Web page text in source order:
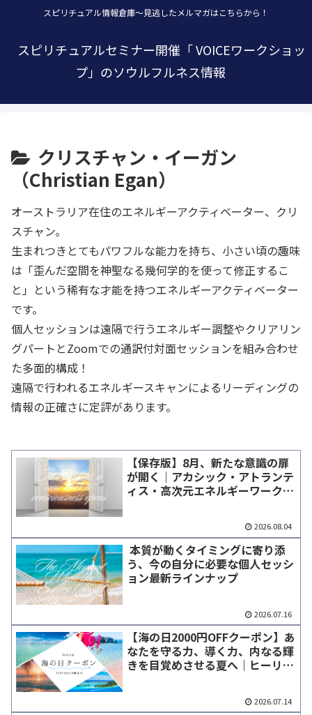
スピリチュアル情報倉庫～見逃したメルマガはこちらから！
スピリチュアルセミナー開催「 VOICEワークショッ
プ」のソウルフルネス情報
クリスチャン・イーガン
（Christian Egan）
オーストラリア在住のエネルギーアクティベーター、クリ
スチャン。
生まれつきとてもパワフルな能力を持ち、小さい頃の趣味
は「歪んだ空間を神聖なる幾何学的を使って修正するこ
と」という稀有な才能を持つエネルギーアクティベーター
です。
個人セッションは遠隔で行うエネルギー調整やクリアリン
グパートとZoomでの通訳付対面セッションを組み合わせ
た多面的構成！
遠隔で行われるエネルギースキャンによるリーディングの
情報の正確さに定評があります。
【保存版】8月、新たな意識の扉
が開く｜アカシック・アトランテ
ィス・高次元エネルギーワーク特
2026.08.04
本質が動くタイミングに寄り添
う、今の自分に必要な個人セッシ
ョン最新ラインナップ
2026.07.16
【海の日2000円OFFクーポン】あ
なたを守る力、導く力、内なる輝
きを目覚めさせる夏へ｜ヒーリン
2026.07.14